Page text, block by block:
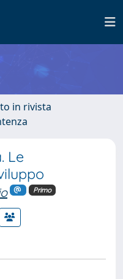
in rivista
Le
Primo